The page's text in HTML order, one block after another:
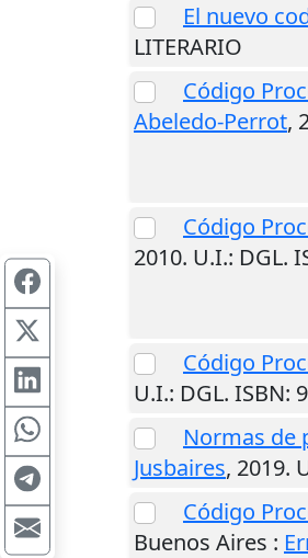
El nuevo
LITERARIO
Código
Abeledo-Perrot,
Código
2010. U.I.: DGL.
Código
U.I.: DGL. ISBN:
Normas de
Jusbaires, 2019.
Código
Buenos Aires :